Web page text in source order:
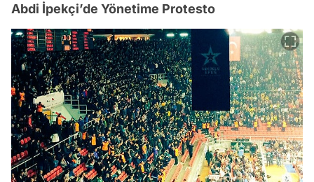
Abdi İpekçi’de Yönetime Protesto